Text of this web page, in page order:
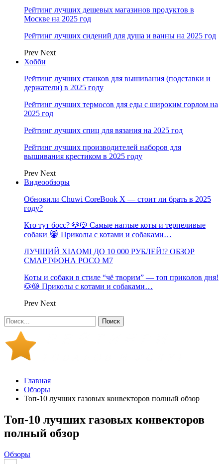
Рейтинг лучших дешевых магазинов продуктов в
Москве на 2025 год
Рейтинг лучших сидений для душа и ванны на 2025 год
Prev Next
Хобби
Рейтинг лучших станков для вышивания (подставки и
держатели) в 2025 году
Рейтинг лучших термосов для еды с широким горлом на
2025 год
Рейтинг лучших спиц для вязания на 2025 год
Рейтинг лучших производителей наборов для
вышивания крестиком в 2025 году
Prev Next
Видеообзоры
Обновили Chuwi CoreBook X — стоит ли брать в 2025
году?
Кто тут босс? 🐶😼 Самые наглые коты и терпеливые
собаки 😹 Приколы с котами и собаками…
ЛУЧШИЙ XIAOMI ДО 10 000 РУБЛЕЙ!? ОБЗОР
СМАРТФОНА POCO M7
Коты и собаки в стиле “чё творим” — топ приколов дня!
🐶😹 Приколы с котами и собаками…
Prev Next
Главная
Обзоры
Топ-10 лучших газовых конвекторов полный обзор
Топ-10 лучших газовых конвекторов
полный обзор
Обзоры